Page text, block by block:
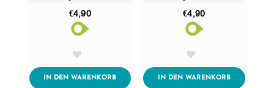
€4,90
IN DEN WARENKORBADDTOCART
€4,90
IN DEN WARENKORBADDTOCART